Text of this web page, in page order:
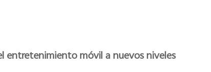
entretenimiento móvil a nuevos niveles